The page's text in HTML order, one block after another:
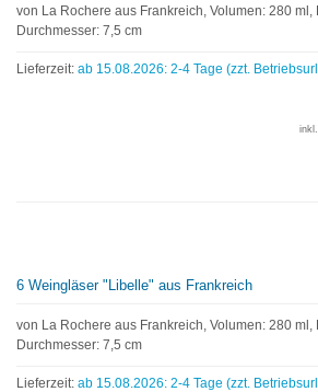
von La Rochere aus Frankreich, Volumen: 280 ml,
Durchmesser: 7,5 cm
Lieferzeit: ab 15.08.2026: 2-4 Tage (zzt.
6 Weingläser "Libelle" aus Frankreich
von La Rochere aus Frankreich, Volumen: 280 ml,
Durchmesser: 7,5 cm
Lieferzeit: ab 15.08.2026: 2-4 Tage (zzt.